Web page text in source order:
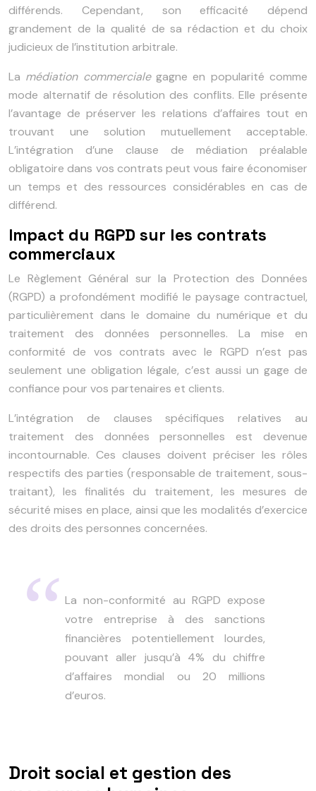
différends. Cependant, son efficacité dépend
grandement de la qualité de sa rédaction et du choix
judicieux de l’institution arbitrale.
La médiation commercialegagne en popularité comme
mode alternatif de résolution des conflits. Elle présente
l’avantage de préserver les relations d’affaires tout en
trouvant une solution mutuellement acceptable.
L’intégration d’une clause de médiation préalable
obligatoire dans vos contrats peut vous faire économiser
un temps et des ressources considérables en cas de
différend.
Impact du RGPD sur les contrats
commerciaux
Le Règlement Général sur la Protection des Données
(RGPD) a profondément modifié le paysage contractuel,
particulièrement dans le domaine du numérique et du
traitement des données personnelles. La mise en
conformité de vos contrats avec le RGPD n’est pas
seulement une obligation légale, c’est aussi un gage de
confiance pour vos partenaires et clients.
L’intégration de clauses spécifiques relatives au
traitement des données personnelles est devenue
incontournable. Ces clauses doivent préciser les rôles
respectifs des parties (responsable de traitement, sous-
traitant), les finalités du traitement, les mesures de
sécurité mises en place, ainsi que les modalités d’exercice
des droits des personnes concernées.
La non-conformité au RGPD expose
votre entreprise à des sanctions
financières potentiellement lourdes,
pouvant aller jusqu’à 4% du chiffre
d’affaires mondial ou 20 millions
d’euros.
Droit social et gestion des